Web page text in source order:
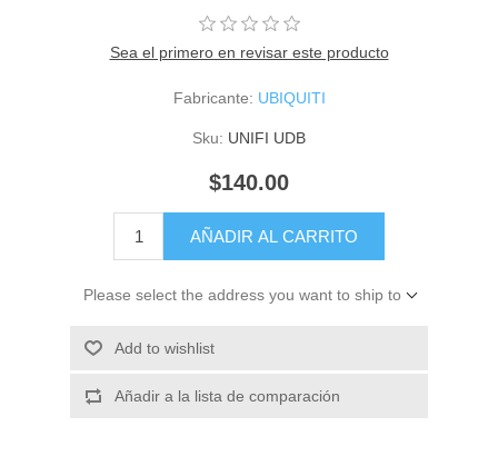
Sea el primero en revisar este producto
Fabricante: UBIQUITI
Sku: UNIFI UDB
$140.00
AÑADIR AL CARRITO
Please select the address you want to ship to
Add to wishlist
Añadir a la lista de comparación